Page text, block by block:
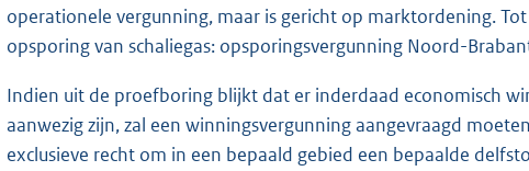
operationele vergunning, maar is gericht op marktordening.
opsporing van schaliegas: opsporingsvergunning Noord-
Indien uit de proefboring blijkt dat er inderdaad economisch
aanwezig zijn, zal een winningsvergunning aangevraagd
exclusieve recht om in een bepaald gebied een bepaalde